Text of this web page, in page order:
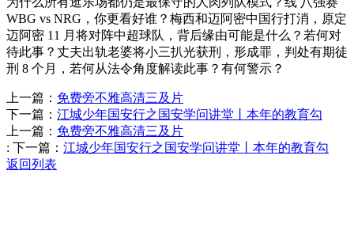
WBG vs NRG，你更看好谁？梅西和迈阿密中国行打消，原定
迈阿密 11 月将对阵中超球队，背后缘由可能是什么？若何对
待此事？丈夫出轨老婆将小三扒光获刑，形成罪，判处有期徒
刑 8 个月，若何从法令角度解读此事？有何警示？
上一篇： 免费旁不雅高清三及片
下一篇： 江城少年国安行之国安学问讲堂丨本年的教育勾
上一篇： 免费旁不雅高清三及片
: 下一篇： 江城少年国安行之国安学问讲堂丨本年的教育勾
返回列表